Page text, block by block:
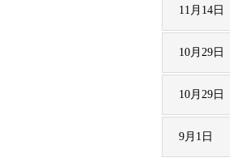
11月14日
10月29日
10月29日
9月1日